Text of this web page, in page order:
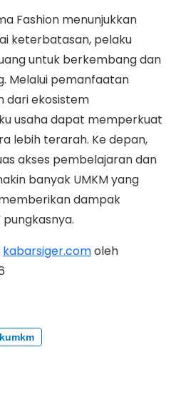
Fashion menunjukkan
keterbatasan, pelaku
untuk berkembang dan
Melalui pemanfaatan
dari ekosistem
usaha dapat memperkuat
lebih terarah. Ke depan,
akses pembelajaran dan
banyak UMKM yang
dampak
pungkasnya.
kabarsiger.comoleh